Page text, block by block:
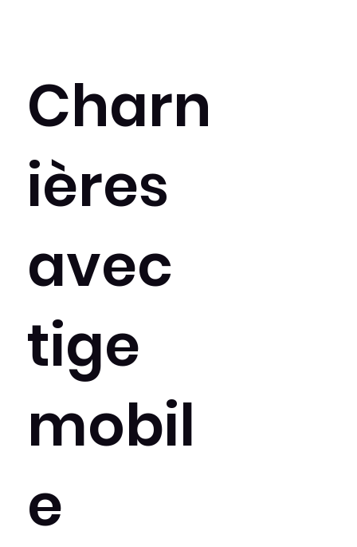
Charn
ières
avec
tige
mobil
e